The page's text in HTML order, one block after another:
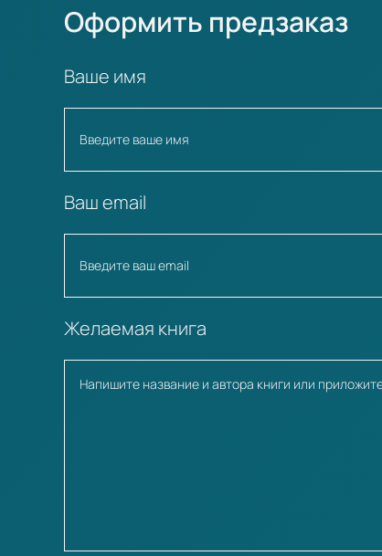
Оформить предзаказ
Ваше имя
Ваш email
Желаемая книга